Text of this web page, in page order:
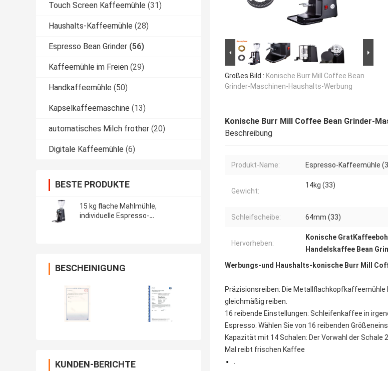
Touch Screen Kaffeemühle (31)
Haushalts-Kaffeemühle (28)
Espresso Bean Grinder (56)
Kaffeemühle im Freien (29)
Handkaffeemühle (50)
Kapselkaffeemaschine (13)
automatisches Milch frother (20)
Digitale Kaffeemühle (6)
BESTE PRODUKTE
15 kg flache Mahlmühle,
individuelle Espresso-
BESCHEINIGUNG
KUNDEN-BERICHTE
Großes Bild : Konische Burr Mill Coffee Bean
Grinder-Maschinen-Haushalts-Werbung
Konische Burr Mill Coffee Bean Grinder-
Beschreibung
Produkt-Name: Espresso-Kaffeemühle
Gewicht:
14kg (33)
Schleifscheibe: 64mm (33)
Hervorheben:
Konische
Handelskaffee Bean
Werbungs-und Haushalts-konische Burr Mill
Präzisionsreiben: Die
gleichmäßig reiben.
16 reibende Einstellungen: Schleifenkaffee in
Espresso. Wählen Sie von 16 reibenden
Kapazität mit 14 Schalen: Der Vorwahl der Schale
Mal reibt frischen Kaffee
.